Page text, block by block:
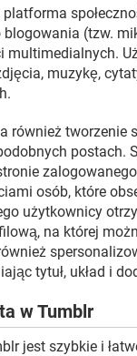
(tzw.
multimedialnych.
muzykę,
również tworzenie
postach.
osób, które
użytkownicy
na której
tytuł, układ i
w Tumblr
jest szybkie i